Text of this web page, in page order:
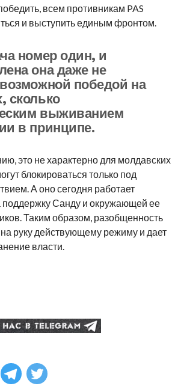
всем противникам PAS
и выступить единым фронтом.
номер один, и
она даже не
победой на
сколько
выживанием
в принципе.
это не характерно для молдавских
блокироваться только под
А оно сегодня работает
поддержку Санду и окружающей ее
Таким образом, разобщенность
руку действующему режиму и дает
власти.